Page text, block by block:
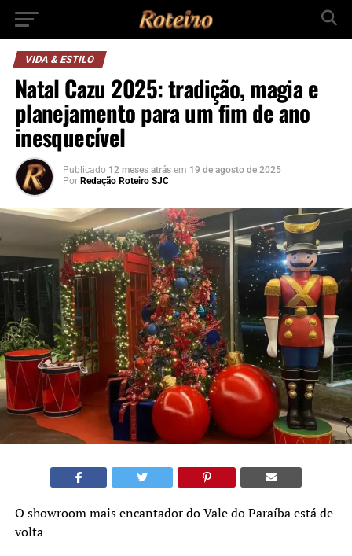
VIDA & ESTILO
Natal Cazu 2025: tradição, magia e
planejamento para um fim de ano
inesquecível
Publicado 12 meses atrás em 19 de agosto de 2025
Por Redação Roteiro SJC
O showroom mais encantador do Vale do Paraíba está de
volta